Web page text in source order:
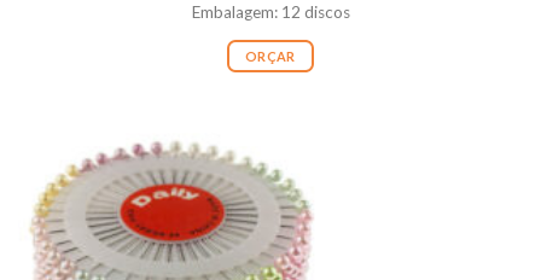
Embalagem: 12 discos
ORÇAR